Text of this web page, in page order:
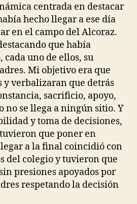
centrada en destacar
hecho llegar a ese día
en el campo del Alcoraz.
que había
cada uno de ellos, su
Mi objetivo era que
y verbalizaran que detrás
sacrificio, apoyo,
no se llega a ningún sitio. Y
y toma de decisiones,
que poner en
a la final coincidió con
del colegio y tuvieron que
presiones apoyados por
respetando la decisión